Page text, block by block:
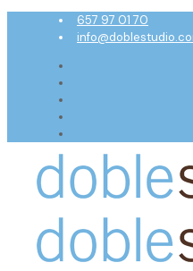
657 97 01 70